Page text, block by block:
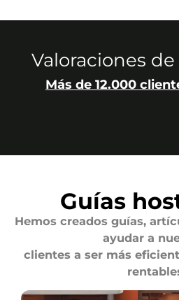
Valoraciones
Más de 12.000
Guías
Hemos creados guías,
ayudar a
clientes a ser más